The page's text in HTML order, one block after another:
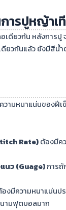
ารปูหญ้าเ
เดียวกัน หลังการ
ยวกันแล้ว ยังมีสีน้
ามหนาแน่นของฝี
Rate)ต้องมีคว
แนว (Guage)การถั
งมีความหนาแน่นป
ามฟุตบอลมาก